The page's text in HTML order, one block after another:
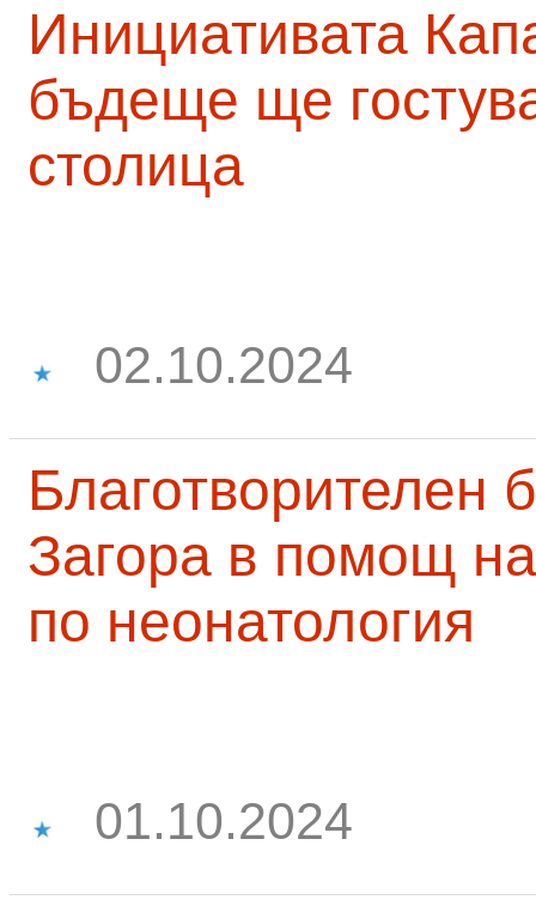
Инициативата
бъдеще ще
столица
02.10.2024
Благотворителен
Загора в помощ
по неонатология
01.10.2024